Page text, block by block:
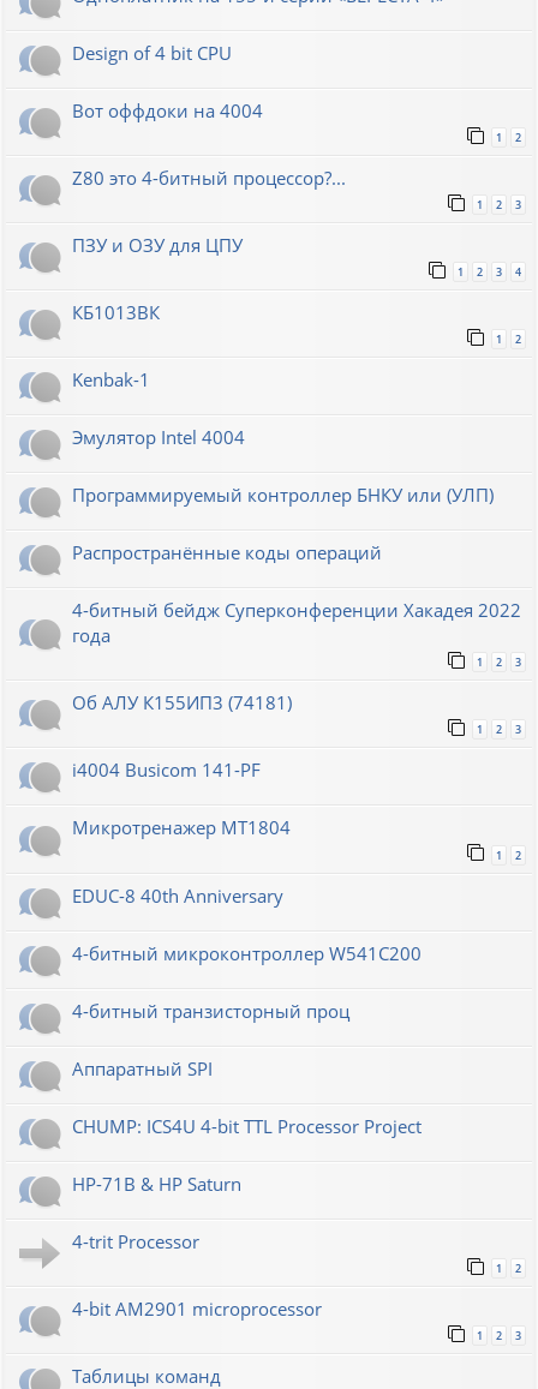
Design of 4 bit CPU
Вот оффдоки на 4004
1 2
Z80 это 4-битный процессор?...
1 2 3
ПЗУ и ОЗУ для ЦПУ
1 2 3 4
КБ1013ВК
1 2
Kenbak-1
Эмулятор Intel 4004
Программируемый контроллер БНКУ или (УЛП)
Распространённые коды операций
4-битный бейдж Суперконференции Хакадея 2022
года
1 2 3
Об АЛУ К155ИП3 (74181)
1 2 3
i4004 Busicom 141-PF
Микротренажер МТ1804
1 2
EDUC-8 40th Anniversary
4-битный микроконтроллер W541C200
4-битный транзисторный проц
Аппаратный SPI
CHUMP: ICS4U 4-bit TTL Processor Project
HP-71B & HP Saturn
4-trit Processor
1 2
4-bit AM2901 microprocessor
1 2 3
Таблицы команд